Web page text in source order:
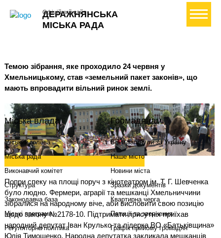
ДЕРАЖНЯНСЬКА
МІСЬКА РАДА
Офіційний сайт+ Створити петицію
Темою зібрання, яке проходило 24 червня у
Хмельницькому, став «земельний пакет законів», що
мають впровадити вільний ринок землі.
Попри спеку на площі поруч з кінотеатром ім. Т. Г. Шевченка
було людно. Фермери, аграрії та мешканці Хмельниччини
зібралися на народному віче, аби висловити свою позицію
щодо закону №2178-10. Підтримати присутніх приїхав
народний депутат Іван Крулько та лідерка ВО «Батьківщина»
Юлія Тимошенко. Народна депутатка закликала мешканців
Міська влада
Міський голова
Міська рада
Виконавчий комітет
Структура
Законодавча база
Міські програми
Регуляторна політика
Громадянам
Вони загинули за Україну
Наше місто
Новини міста
Зразки документів
Квартирна черга
Петиції та звернення
Графік прийому громадян